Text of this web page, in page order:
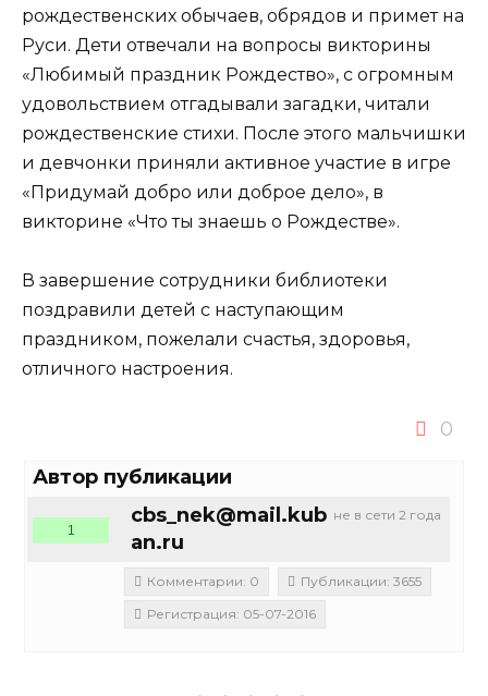
рождественских обычаев, обрядов и примет на
Руси. Дети отвечали на вопросы викторины
«Любимый праздник Рождество», с огромным
удовольствием отгадывали загадки, читали
рождественские стихи. После этого мальчишки
и девчонки приняли активное участие в игре
«Придумай добро или доброе дело», в
викторине «Что ты знаешь о Рождестве».
В завершение сотрудники библиотеки
поздравили детей с наступающим
праздником, пожелали счастья, здоровья,
отличного настроения.
0
Автор публикации
не в сети 2 года
cbs_nek@mail.kub
an.ru
1
Комментарии: 0
Публикации: 3655
Регистрация: 05-07-2016